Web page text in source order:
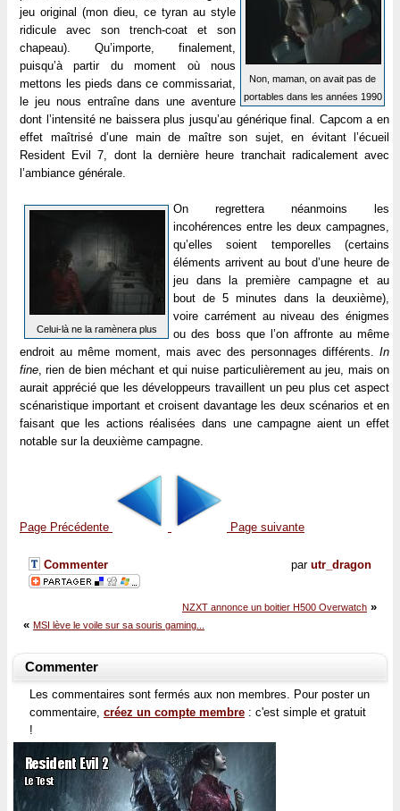
Non, maman, on avait pas de
portables dans les années 1990
jeu original (mon dieu, ce tyran au style
ridicule avec son trench-coat et son
chapeau). Qu’importe, finalement,
puisqu’à partir du moment où nous
mettons les pieds dans ce commissariat,
le jeu nous entraîne dans une aventure
dont l’intensité ne baissera plus jusqu’au générique final. Capcom a en
effet maîtrisé d’une main de maître son sujet, en évitant l’écueil
Resident Evil 7, dont la dernière heure tranchait radicalement avec
l’ambiance générale.
Celui-là ne la ramènera plus
On regrettera néanmoins les
incohérences entre les deux campagnes,
qu’elles soient temporelles (certains
éléments arrivent au bout d’une heure de
jeu dans la première campagne et au
bout de 5 minutes dans la deuxième),
voire carrément au niveau des énigmes
ou des boss que l’on affronte au même
endroit au même moment, mais avec des personnages différents. In
fine , rien de bien méchant et qui nuise particulièrement au jeu, mais on
aurait apprécié que les développeurs travaillent un peu plus cet aspect
scénaristique important et croisent davantage les deux scénarios et en
faisant que les actions réalisées dans une campagne aient un effet
notable sur la deuxième campagne.
Page Précédente Page suivante
par utr_dragon
Commenter
NZXT annonce un boitier H500 Overwatch »
« MSI lève le voile sur sa souris gaming...
Commenter
Les commentaires sont fermés aux non membres. Pour poster un
commentaire, créez un compte membre : c'est simple et gratuit
!